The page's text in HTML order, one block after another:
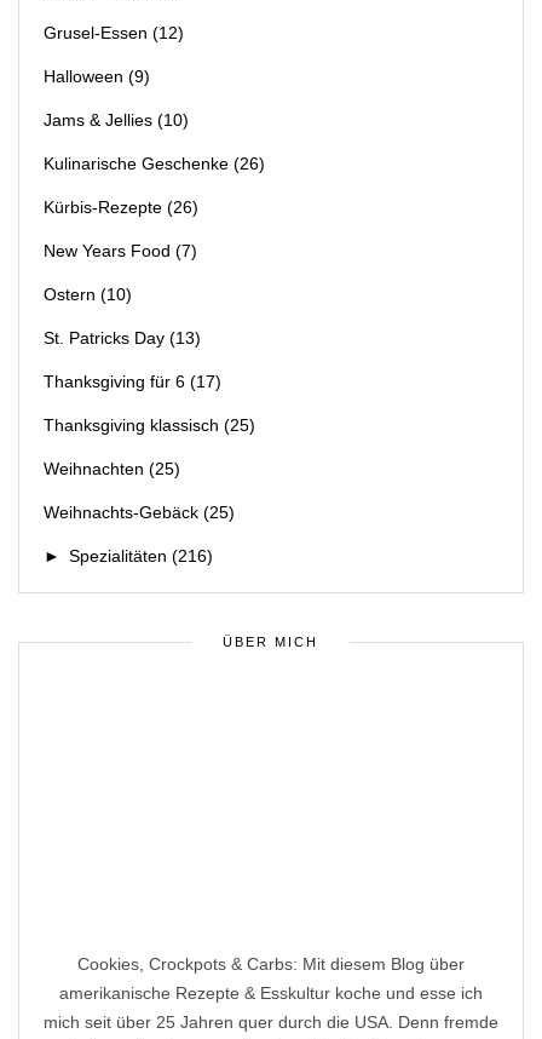
Grusel-Essen (12)
Halloween (9)
Jams & Jellies (10)
Kulinarische Geschenke (26)
Kürbis-Rezepte (26)
New Years Food (7)
Ostern (10)
St. Patricks Day (13)
Thanksgiving für 6 (17)
Thanksgiving klassisch (25)
Weihnachten (25)
Weihnachts-Gebäck (25)
► Spezialitäten (216)
ÜBER MICH
Cookies, Crockpots & Carbs: Mit diesem Blog über
amerikanische Rezepte & Esskultur koche und esse ich
mich seit über 25 Jahren quer durch die USA. Denn fremde